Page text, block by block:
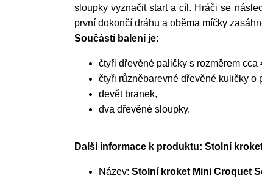
sloupky vyznačit start a cíl. Hráči se
první dokončí dráhu a oběma míčky
Součástí balení je:
čtyři dřevěné paličky s rozměrem cca
čtyři různěbarevné dřevěné kuličky o
devět branek,
dva dřevěné sloupky.
Další informace k produktu: Stolní
Název: Stolní kroket Mini Croquet